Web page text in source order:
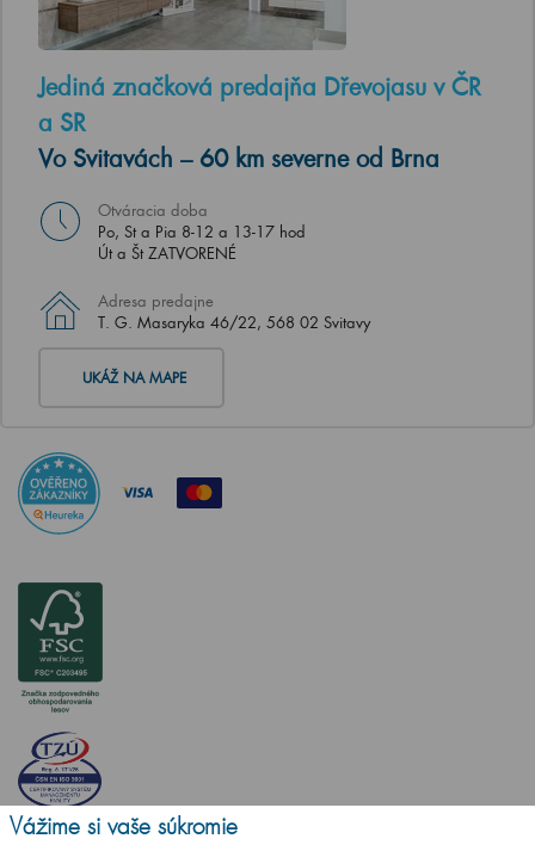
Jediná značková predajňa Dřevojasu v ČR
a SR
Vo Svitavách – 60 km severne od Brna
Otváracia doba
Po, St a Pia 8-12 a 13-17 hod
Út a Št ZATVORENÉ
Adresa predajne
T. G. Masaryka 46/22, 568 02 Svitavy
UKÁŽ NA MAPE
Vážime si vaše súkromie